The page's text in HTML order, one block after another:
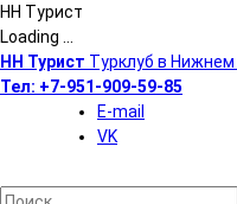
НН Турист
Loading ...
Перейти
к
содержимому
НН Турист Турклуб в
Тел: +7-951-909-59-85
E-mail
VK
Найти: